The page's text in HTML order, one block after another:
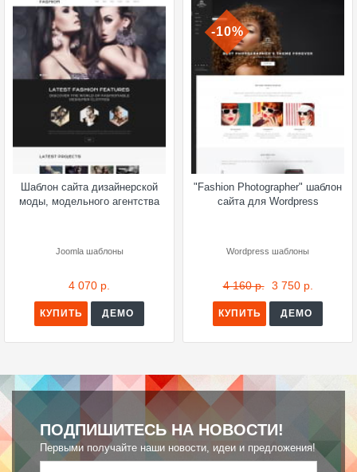
Шаблон сайта дизайнерской
моды, модельного агентства
Joomla шаблоны
4 070 р.
КУПИТЬ ДЕМО
-10%
"Fashion Photographer" шаблон
сайта для Wordpress
Wordpress шаблоны
4 160 р. 3 750 р.
КУПИТЬ ДЕМО
ПОДПИШИТЕСЬ НА НОВОСТИ!
Первыми получайте наши новости, идеи и предложения!